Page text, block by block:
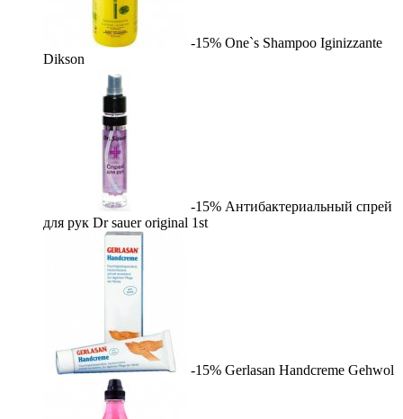
-15% One`s Shampoo Iginizzante
Dikson
-15% Антибактериальный спрей
для рук Dr sauer original 1st
-15% Gerlasan Handcreme Gehwol